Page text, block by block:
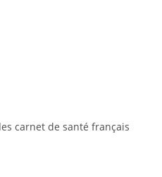
carnet de santé français